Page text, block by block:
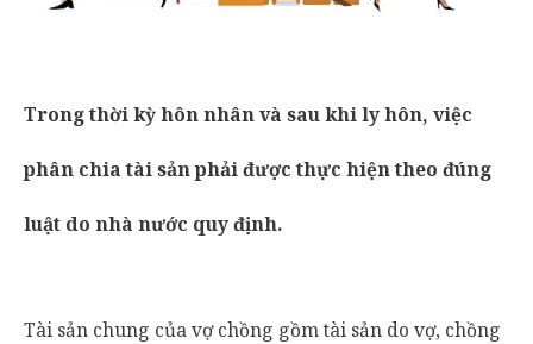
Trong thời kỳ hôn nhân và sau khi ly hôn, việc
phân chia tài sản phải được thực hiện theo đúng
luật do nhà nước quy định.
Tài sản chung của vợ chồng gồm tài sản do vợ, chồng